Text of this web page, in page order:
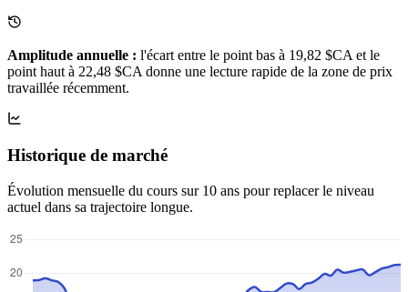
Amplitude annuelle : l'écart entre le point bas à 19,82 $CA et le
point haut à 22,48 $CA donne une lecture rapide de la zone de prix
travaillée récemment.
Historique de marché
Évolution mensuelle du cours sur 10 ans pour replacer le niveau
actuel dans sa trajectoire longue.